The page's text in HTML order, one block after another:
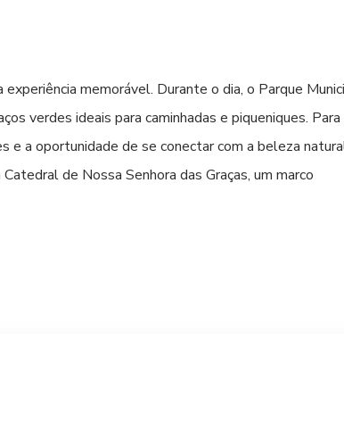
memorável. Durante o dia, o Parque
verdes ideais para caminhadas e piqueniques. Para
e a oportunidade de se conectar com a beleza
de Nossa Senhora das Graças, um marco
típicos da culinária regional até estabelecimentos